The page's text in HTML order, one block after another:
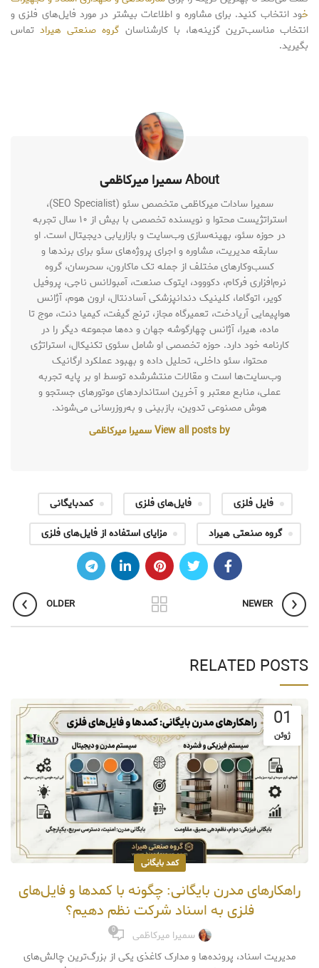
خود انتخاب کنید. برای مشاوره و اطلاعات بیشتر در مورد فایل‌های فلزی و
انتخاب مناسب‌ترین گزینه‌ها، با کارشناسان گروه صنعتی هیرادتماس
بگیرید.
About سمیرا میرکاظمی
سمیرا سادات میرکاظمی متخصص سئو (SEO Specialist)،
استراتژیست محتوا و نویسنده تخصصی با بیش از ۱۰ سال تجربه
در حوزه سئو، بهینه‌سازی وب‌سایت و بازاریابی دیجیتال است. او
سابقه مدیریت، مشاوره و اجرای پروژه‌های سئو برای برندها و
کسب‌وکارهای مختلف از جمله تک ماکارون، سحرسان، گروه
نرم‌افزاری فرکام، دکووود، ایتوک صنعت، آمبولانس ناجی، پروفیل
کویر، اتوگاما، کلینیک دندانپزشکی آسادنتال، ارون هوم، آژانس
هواپیمایی آریادخت، تعمیرگاه مجاز، ترنج گیفت، کیمیا دنت، موج تا
ماده، هیرا، آژانس چهارگوشه جهان و ده‌ها مجموعه دیگر را در
کارنامه خود دارد. حوزه تخصصی او شامل سئوی تکنیکال، استراتژی
محتوا، سئو داخلی، تحلیل داده و بهبود عملکرد ارگانیک
وب‌سایت‌ها است و مقالات منتشرشده توسط او بر پایه تجربه
عملی، منابع معتبر و آخرین استانداردهای موتورهای جستجو و
هوش مصنوعی تدوین، بازبینی و به‌روزرسانی می‌شوند.
View all posts by سمیرا میرکاظمی
فایل فلزی فایل‌های فلزی
کمدبایگانی
گروه صنعتی هیراد
مزایای استفاده از فایل‌های فلزی
NEWER
OLDER
RELATED POSTS
01
ژوئن
کمد بایگانی
راهکارهای مدرن بایگانی: چگونه با کمدها و فایل‌های
فلزی به اسناد شرکت نظم دهیم؟
سمیرا میرکاظمی 0
مدیریت اسناد، پرونده‌ها و مدارک کاغذی یکی از بزرگ‌ترین چالش‌های